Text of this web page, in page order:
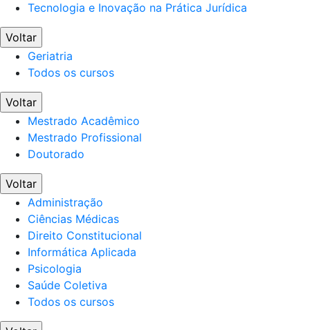
Tecnologia e Inovação na Prática Jurídica
Voltar
Geriatria
Todos os cursos
Voltar
Mestrado Acadêmico
Mestrado Profissional
Doutorado
Voltar
Administração
Ciências Médicas
Direito Constitucional
Informática Aplicada
Psicologia
Saúde Coletiva
Todos os cursos